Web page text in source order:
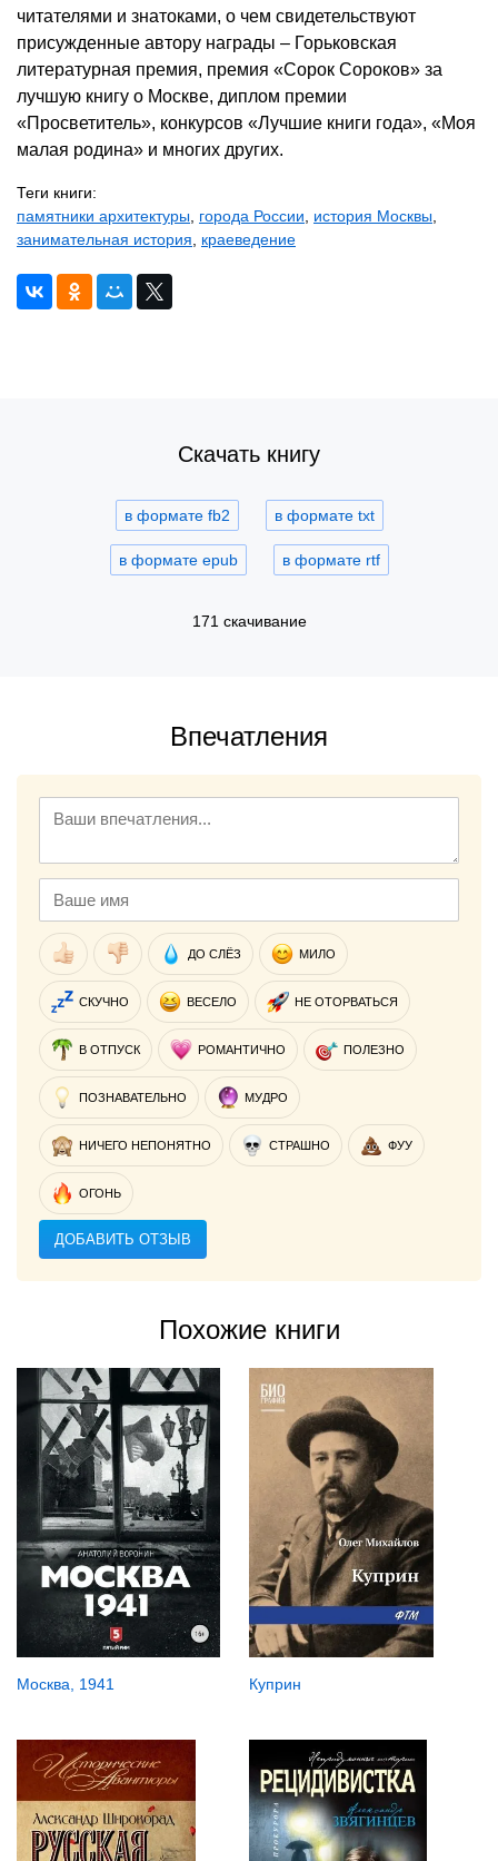
читателями и знатоками, о чем свидетельствуют
присужденные автору награды – Горьковская
литературная премия, премия «Сорок Сороков» за
лучшую книгу о Москве, диплом премии
«Просветитель», конкурсов «Лучшие книги года», «Моя
малая родина» и многих других.
Теги книги:
памятники архитектуры города России история Москвы
занимательная история
краеведение
Скачать книгу
в формате fb2 в формате txt
в формате epub в формате rtf
171 скачивание
Впечатления
ДО СЛЁЗ МИЛО
СКУЧНО ВЕСЕЛО НЕ ОТОРВАТЬСЯ
В ОТПУСК РОМАНТИЧНО ПОЛЕЗНО
ПОЗНАВАТЕЛЬНО МУДРО
НИЧЕГО НЕПОНЯТНО СТРАШНО ФУУ
ОГОНЬ
ДОБАВИТЬ ОТЗЫВ
Похожие книги
Москва, 1941 Куприн